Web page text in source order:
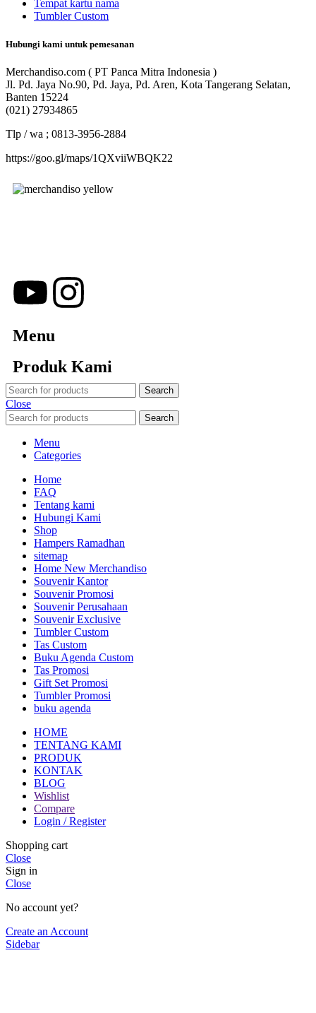
Tempat kartu nama
Tumbler Custom
Hubungi kami untuk pemesanan
Merchandiso.com ( PT Panca Mitra Indonesia )
Jl. Pd. Jaya No.90, Pd. Jaya, Pd. Aren, Kota Tangerang Selatan,
Banten 15224
(021) 27934865
Tlp / wa ; 0813-3956-2884
https://goo.gl/maps/1QXviiWBQK22
Menu
Produk Kami
Search
Close
Search
Menu
Categories
Home
FAQ
Tentang kami
Hubungi Kami
Shop
Hampers Ramadhan
sitemap
Home New Merchandiso
Souvenir Kantor
Souvenir Promosi
Souvenir Perusahaan
Souvenir Exclusive
Tumbler Custom
Tas Custom
Buku Agenda Custom
Tas Promosi
Gift Set Promosi
Tumbler Promosi
buku agenda
HOME
TENTANG KAMI
PRODUK
KONTAK
BLOG
Wishlist
Compare
Login / Register
Shopping cart
Close
Sign in
Close
No account yet?
Create an Account
Sidebar